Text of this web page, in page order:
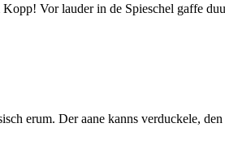
Vor lauder in de Spieschel gaffe
erum. Der aane kanns verduckele,